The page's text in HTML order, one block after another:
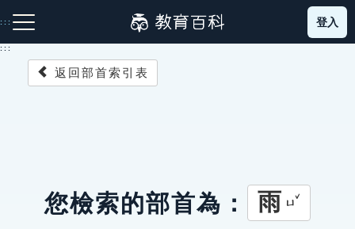
到
主
::: 登入
:::
返回部首索引表
您檢索的部首為： 雨 ㄩˇ